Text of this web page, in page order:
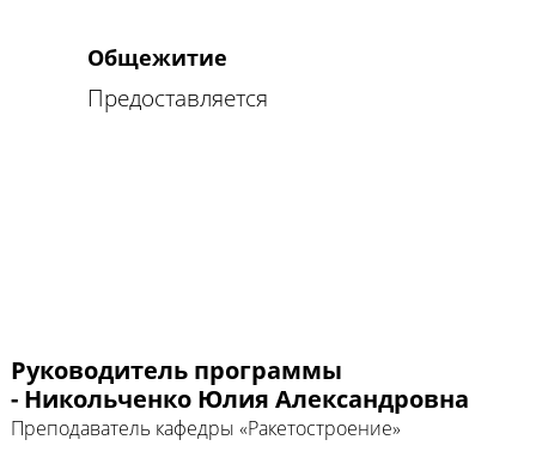
Общежитие
Предоставляется
Руководитель программы
- Никольченко Юлия Александровна
Преподаватель кафедры «Ракетостроение»